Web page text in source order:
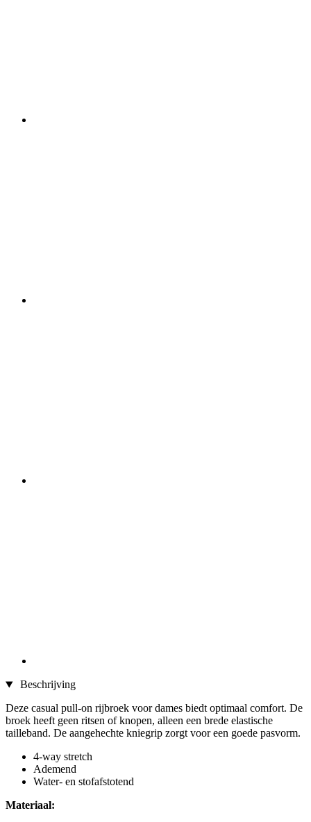
Beschrijving
Deze casual pull-on rijbroek voor dames biedt optimaal comfort. De
broek heeft geen ritsen of knopen, alleen een brede elastische
tailleband. De aangehechte kniegrip zorgt voor een goede pasvorm.
4-way stretch
Ademend
Water- en stofafstotend
Materiaal: